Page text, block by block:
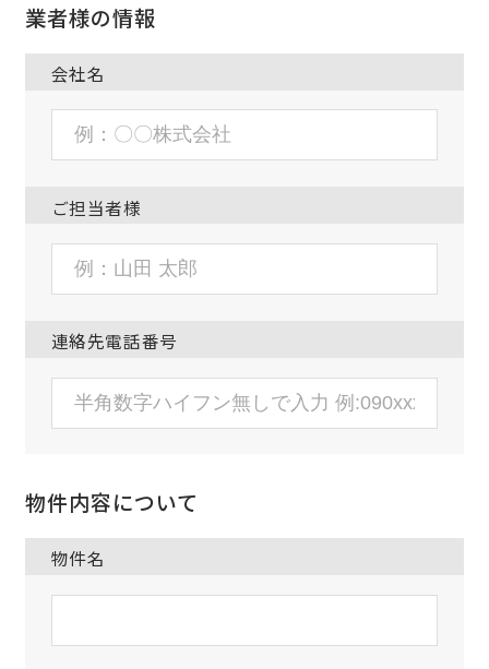
業者様の情報
会社名
ご担当者様
連絡先電話番号
物件内容について
物件名